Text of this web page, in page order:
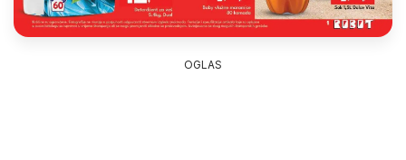
OGLAS